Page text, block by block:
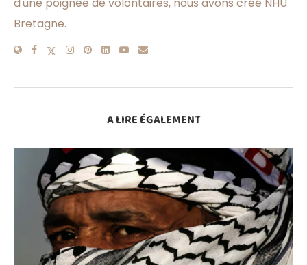
Bretagne.
A LIRE ÉGALEMENT